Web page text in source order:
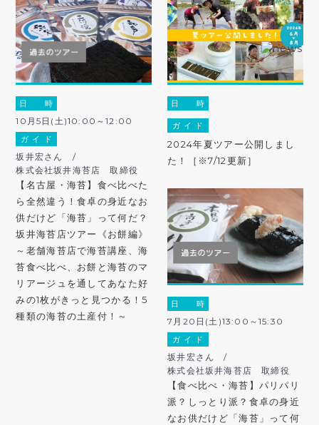
日 時
10月5日(土)10:00～12:00
ガ イ ド
坂井宏さん /
株式会社坂井海苔店 取締役
【名古屋・海苔】食べ比べた
ら全然違う！食卓の身近なお
供だけど「海苔」って何だ？
坂井海苔店ツアー《お餅編》
～老舗海苔店で海苔講座、海
苔食べ比べ、お餅と海苔のマ
リアージュを通してあなた好
みの1枚がきっと見つかる！5
種類の海苔の土産付！～
日 時
ガ イ ド
2024年夏ツアー公開しまし
た！［※7/12更新］
日 時
7月20日(土)13:00～15:30
ガ イ ド
坂井宏さん /
株式会社坂井海苔店 取締役
【食べ比べ・海苔】パリパリ
派？しっとり派？食卓の身近
なお供だけど「海苔」って何